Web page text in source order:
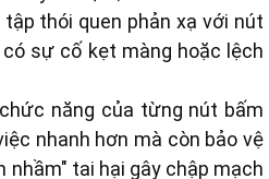
thói quen phản xạ với nút
sự cố kẹt màng hoặc lệch
năng của từng nút bấm
nhanh hơn mà còn bảo vệ
nhầm" tai hại gây chập mạch